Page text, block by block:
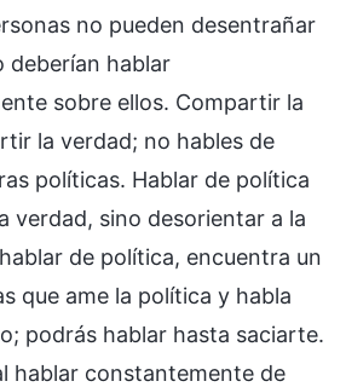
no pueden desentrañar
deberían hablar
sobre ellos. Compartir la
la verdad; no hables de
políticas. Hablar de política
verdad, sino desorientar a la
de política, encuentra un
que ame la política y habla
podrás hablar hasta saciarte.
hablar constantemente de